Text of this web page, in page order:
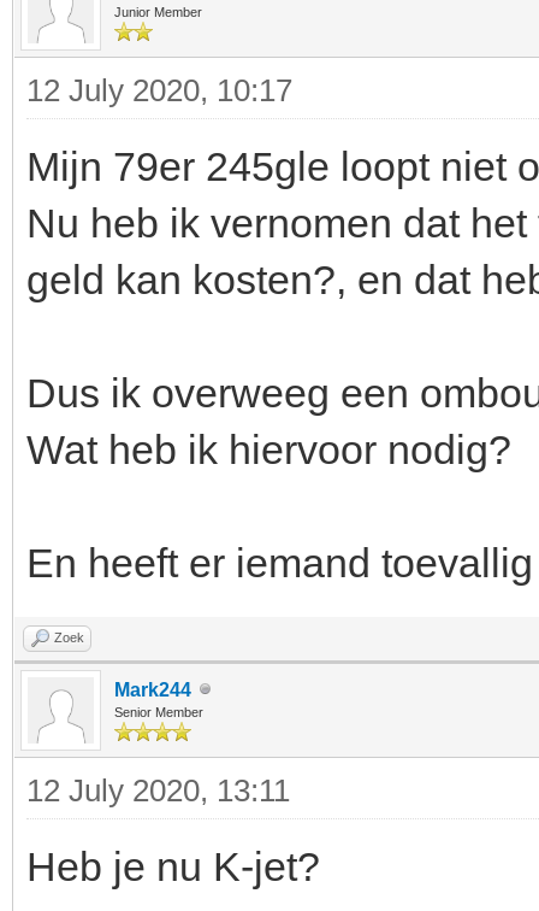
Junior Member
12 July 2020, 10:17
Mijn 79er 245gle loopt niet
Nu heb ik vernomen dat
geld kan kosten?, en dat
Dus ik overweeg een
Wat heb ik hiervoor nodig?
En heeft er iemand
Zoek
Mark244
Senior Member
12 July 2020, 13:11
Heb je nu K-jet?